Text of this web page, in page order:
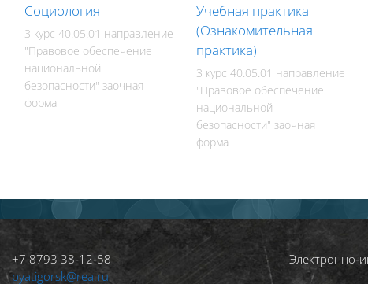
Социология
3 курс 40.05.01 направление
"Правовое обеспечение
национальной
безопасности" заочная
форма
Учебная практика
(Ознакомительная
практика)
3 курс 40.05.01 направление
"Правовое обеспечение
национальной
безопасности" заочная
форма
+7 8793 38‑12‑58
pyatigorsk@rea.ru